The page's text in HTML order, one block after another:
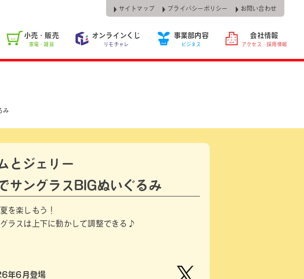
サイトマップ プライバシーポリシー お問い合わせ
小売・販売
家電・雑貨
オンラインくじ
リモチャレ
事業部内容
ビジネス
会社情報
アクセス・採用情報
み
とジェリー
サングラスBIGぬいぐるみ
を楽しもう！
ラスは上下に動かして調整できる♪
年6月登場